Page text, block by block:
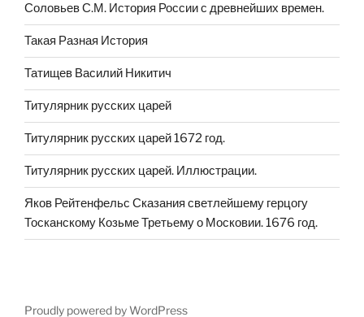
Соловьев С.М. История России с древнейших времен.
Такая Разная История
Татищев Василий Никитич
Титулярник русских царей
Титулярник русских царей 1672 год.
Титулярник русских царей. Иллюстрации.
Яков Рейтенфельс Сказания светлейшему герцогу
Тосканскому Козьме Третьему о Московии. 1676 год.
Proudly powered by WordPress